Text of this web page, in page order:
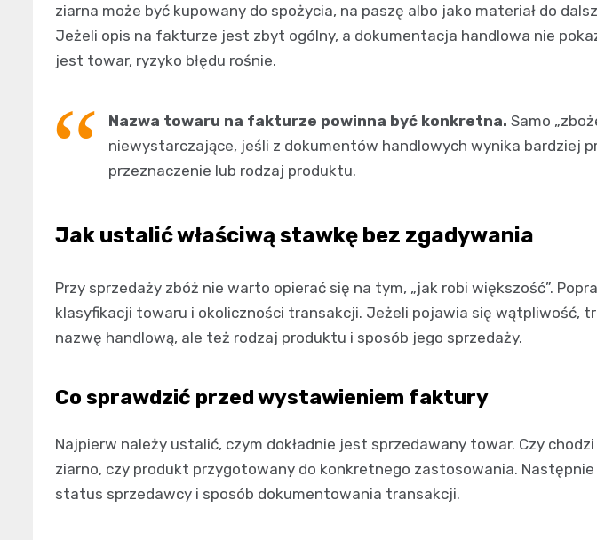
ziarna może być kupowany do spożycia, na paszę albo jako materiał do
Jeżeli opis na fakturze jest zbyt ogólny, a dokumentacja handlowa nie
jest towar, ryzyko błędu rośnie.
Nazwa towaru na fakturze powinna być konkretna. Samo
niewystarczające, jeśli z dokumentów handlowych wynika bardziej
przeznaczenie lub rodzaj produktu.
Jak ustalić właściwą stawkę bez zgadywania
Przy sprzedaży zbóż nie warto opierać się na tym, „jak robi większość”.
klasyfikacji towaru i okoliczności transakcji. Jeżeli pojawia się wątpliwość,
nazwę handlową, ale też rodzaj produktu i sposób jego sprzedaży.
Co sprawdzić przed wystawieniem faktury
Najpierw należy ustalić, czym dokładnie jest sprzedawany towar. Czy
ziarno, czy produkt przygotowany do konkretnego zastosowania.
status sprzedawcy i sposób dokumentowania transakcji.